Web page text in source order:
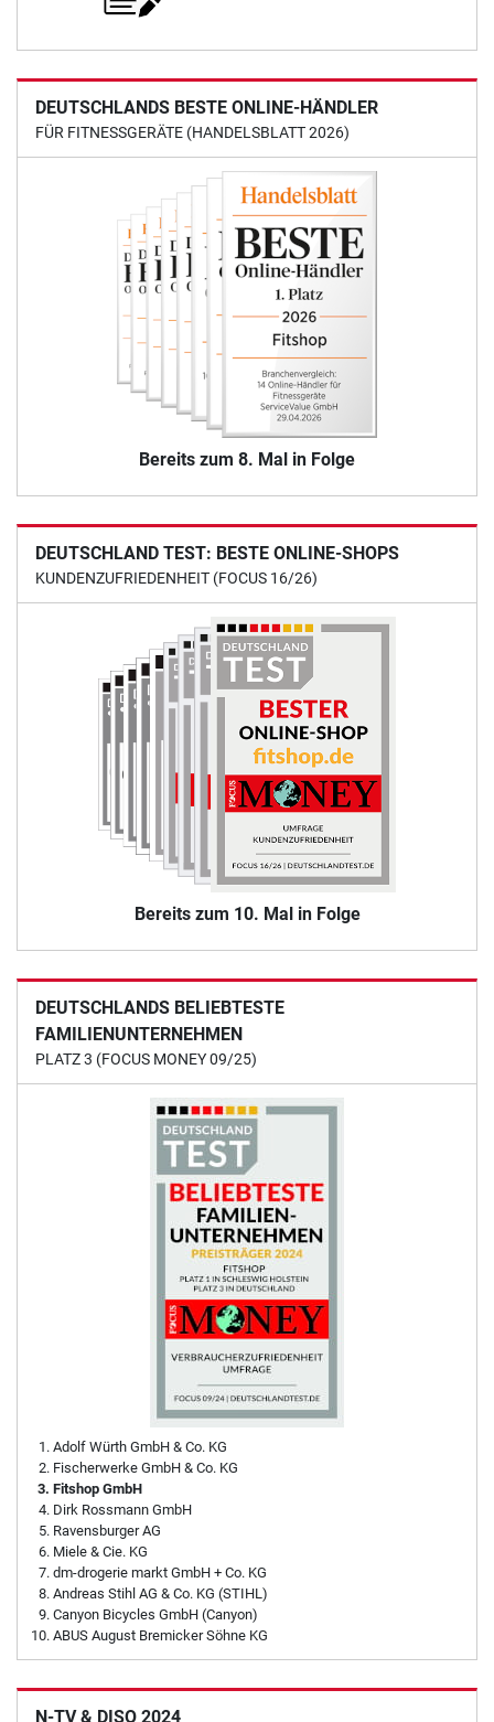
DEUTSCHLANDS BESTE ONLINE-HÄNDLER
FÜR FITNESSGERÄTE (HANDELSBLATT 2026)
Bereits zum 8. Mal in Folge
DEUTSCHLAND TEST: BESTE ONLINE-SHOPS
KUNDENZUFRIEDENHEIT (FOCUS 16/26)
Bereits zum 10. Mal in Folge
DEUTSCHLANDS BELIEBTESTE
FAMILIENUNTERNEHMEN
PLATZ 3 (FOCUS MONEY 09/25)
Adolf Würth GmbH & Co. KG
Fischerwerke GmbH & Co. KG
Fitshop GmbH
Dirk Rossmann GmbH
Ravensburger AG
Miele & Cie. KG
dm-drogerie markt GmbH + Co. KG
Andreas Stihl AG & Co. KG (STIHL)
Canyon Bicycles GmbH (Canyon)
ABUS August Bremicker Söhne KG
N-TV & DISQ 2024